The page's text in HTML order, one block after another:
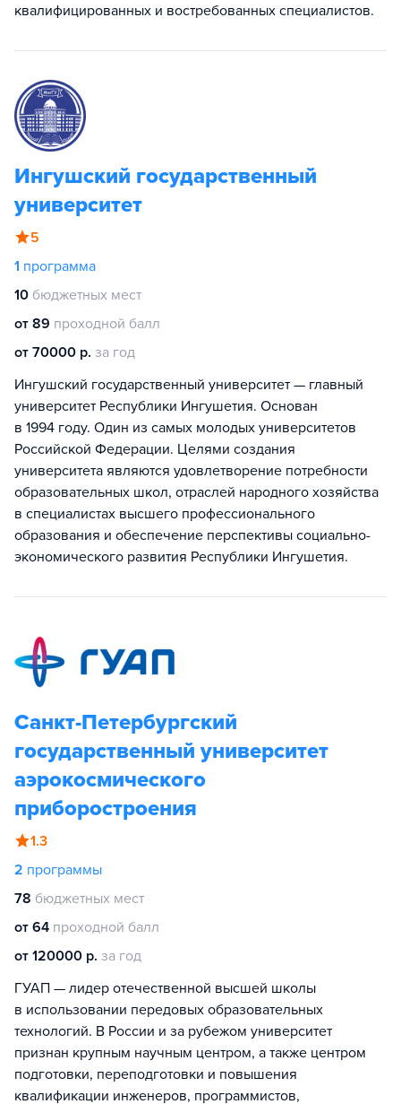
квалифицированных и востребованных специалистов.
Ингушский государственный
университет
5
1 программа
10 бюджетных мест
от 89 проходной балл
от 70000 р. за год
Ингушский государственный университет — главный
университет Республики Ингушетия. Основан
в 1994 году. Один из самых молодых университетов
Российской Федерации. Целями создания
университета являются удовлетворение потребности
образовательных школ, отраслей народного хозяйства
в специалистах высшего профессионального
образования и обеспечение перспективы социально-
экономического развития Республики Ингушетия.
Санкт-Петербургский
государственный университет
аэрокосмического
приборостроения
1.3
2 программы
78 бюджетных мест
от 64 проходной балл
от 120000 р. за год
ГУАП — лидер отечественной высшей школы
в использовании передовых образовательных
технологий. В России и за рубежом университет
признан крупным научным центром, а также центром
подготовки, переподготовки и повышения
квалификации инженеров, программистов,